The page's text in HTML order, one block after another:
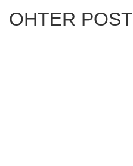
OHTER POST